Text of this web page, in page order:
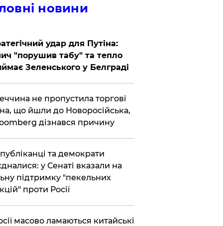
новини
удар для Путіна:
"порушив табу" та тепло
Зеленського у Белграді
не пропустила торгові
що йшли до Новоросійська,
дізнався причину
та демократи
у Сенаті вказали на
підтримку "пекельних
проти Росії
масово ламаються китайські